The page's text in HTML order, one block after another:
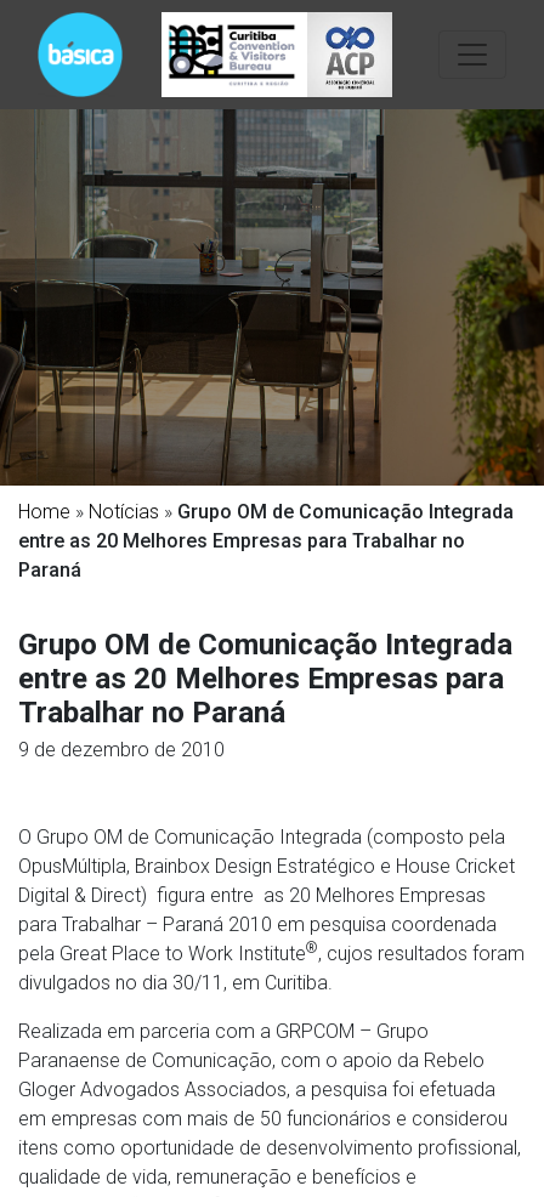
Home » Notícias » Grupo OM de Comunicação Integrada
entre as 20 Melhores Empresas para Trabalhar no
Paraná
Grupo OM de Comunicação Integrada
entre as 20 Melhores Empresas para
Trabalhar no Paraná
9 de dezembro de 2010
O Grupo OM de Comunicação Integrada (composto pela
OpusMúltipla, Brainbox Design Estratégico e House Cricket
Digital & Direct) figura entre as 20 Melhores Empresas
para Trabalhar – Paraná 2010 em pesquisa coordenada
pela Great Place to Work Institute®, cujos resultados foram
divulgados no dia 30/11, em Curitiba.
Realizada em parceria com a GRPCOM – Grupo
Paranaense de Comunicação, com o apoio da Rebelo
Gloger Advogados Associados, a pesquisa foi efetuada
em empresas com mais de 50 funcionários e considerou
itens como oportunidade de desenvolvimento profissional,
qualidade de vida, remuneração e benefícios e